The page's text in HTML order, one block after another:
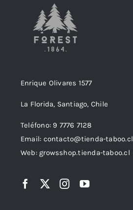
Enrique Olivares 1577
La Florida, Santiago, Chile
Teléfono: 9 7776 7128
Email: contacto@tienda-taboo.cl
Web: growsshop.tienda-taboo.cl